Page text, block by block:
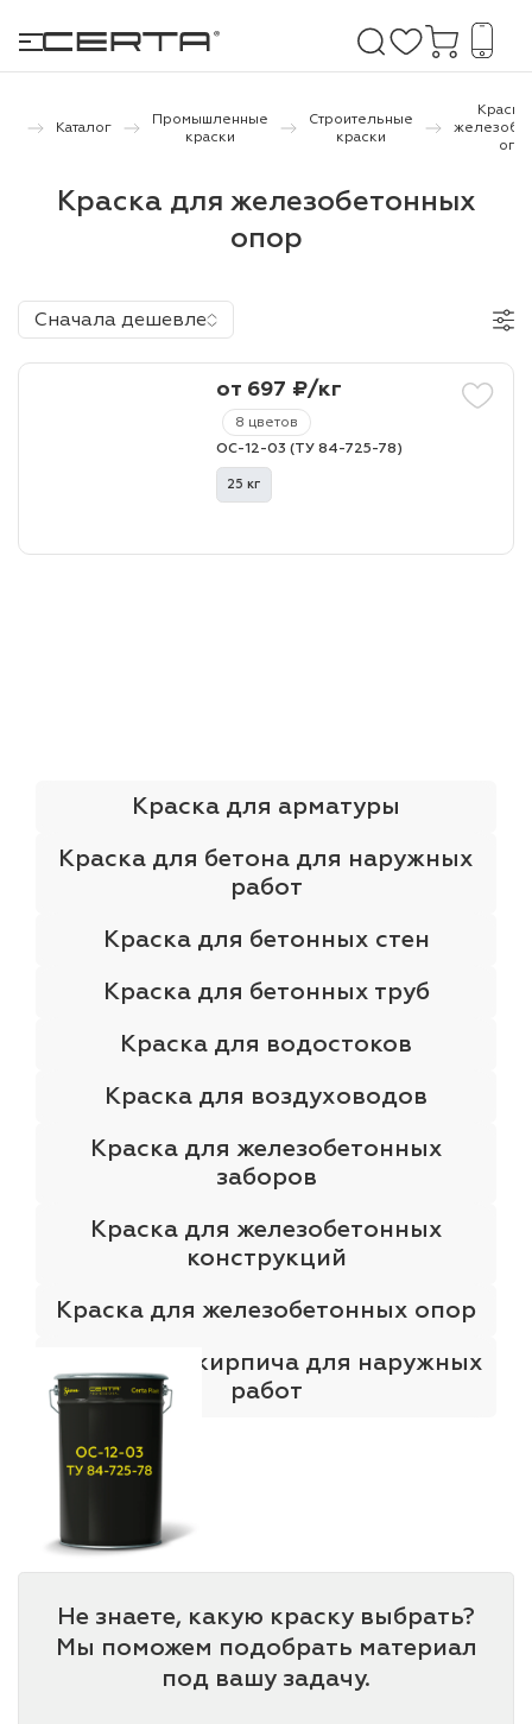
бетону,
Каталог
Промышленные
краски
Строительные
краски
Краска
Краска для железобетонных
опор
Сначала дешевле
8 цветов
от 697 ₽/кг
ОС-12-03 (ТУ 84-725-78)
25 кг
Краска для арматуры
Краска для бетона для наружных
работ
Краска для бетонных стен
Краска для бетонных труб
Краска для водостоков
Краска для воздуховодов
Краска для железобетонных
заборов
Краска для железобетонных
конструкций
Краска для железобетонных опор
Краска для кирпича для наружных
работ
Не знаете, какую краску выбрать?
Мы поможем подобрать материал
под вашу задачу.